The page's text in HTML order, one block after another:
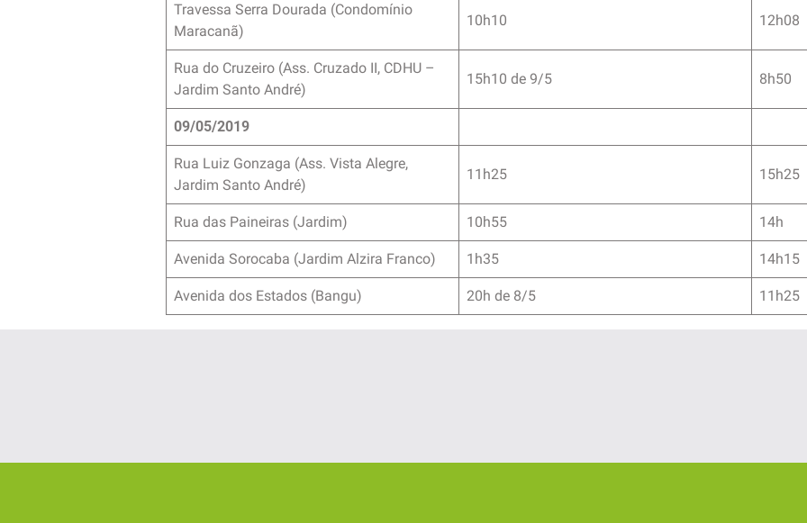
Travessa Serra Dourada (Condomínio
Maracanã)
10h10 12h08
Rua do Cruzeiro (Ass. Cruzado II, CDHU –
Jardim Santo André)
15h10 de 9/5 8h50
09/05/2019
Rua Luiz Gonzaga (Ass. Vista Alegre,
Jardim Santo André)
11h25 15h25
Rua das Paineiras (Jardim) 10h55 14h
Avenida Sorocaba (Jardim Alzira Franco) 1h35 14h15
Avenida dos Estados (Bangu) 20h de 8/5 11h25